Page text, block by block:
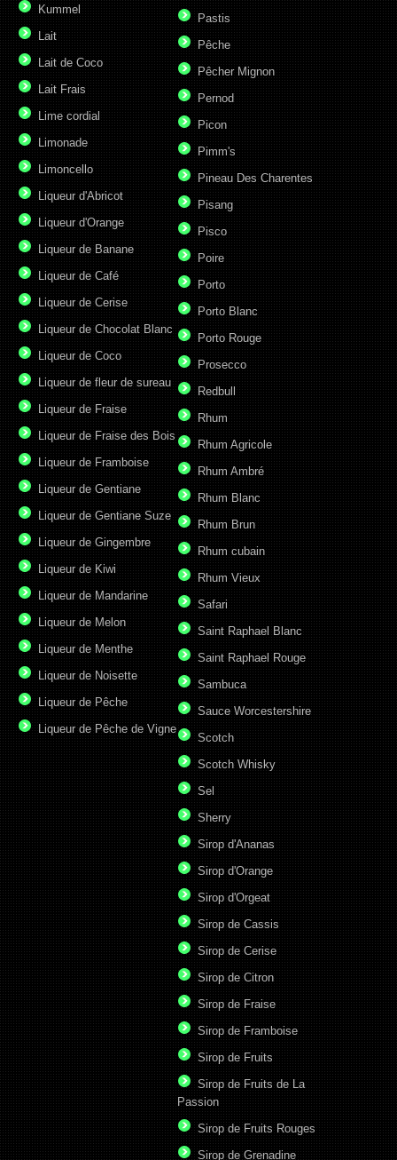
Kummel
Lait
Lait de Coco
Lait Frais
Lime cordial
Limonade
Limoncello
Liqueur d'Abricot
Liqueur d'Orange
Liqueur de Banane
Liqueur de Café
Liqueur de Cerise
Liqueur de Chocolat Blanc
Liqueur de Coco
Liqueur de fleur de sureau
Liqueur de Fraise
Liqueur de Fraise des Bois
Liqueur de Framboise
Liqueur de Gentiane
Liqueur de Gentiane Suze
Liqueur de Gingembre
Liqueur de Kiwi
Liqueur de Mandarine
Liqueur de Melon
Liqueur de Menthe
Liqueur de Noisette
Liqueur de Pêche
Liqueur de Pêche de Vigne
Pastis
Pêche
Pêcher Mignon
Pernod
Picon
Pimm's
Pineau Des Charentes
Pisang
Pisco
Poire
Porto
Porto Blanc
Porto Rouge
Prosecco
Redbull
Rhum
Rhum Agricole
Rhum Ambré
Rhum Blanc
Rhum Brun
Rhum cubain
Rhum Vieux
Safari
Saint Raphael Blanc
Saint Raphael Rouge
Sambuca
Sauce Worcestershire
Scotch
Scotch Whisky
Sel
Sherry
Sirop d'Ananas
Sirop d'Orange
Sirop d'Orgeat
Sirop de Cassis
Sirop de Cerise
Sirop de Citron
Sirop de Fraise
Sirop de Framboise
Sirop de Fruits
Sirop de Fruits de La
Passion
Sirop de Fruits Rouges
Sirop de Grenadine